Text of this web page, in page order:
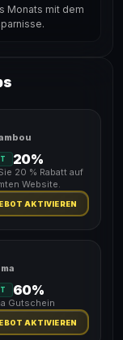
Monats mit dem
20%
20 % Rabatt auf
Website.
AKTIVIEREN
60%
Gutschein
AKTIVIEREN